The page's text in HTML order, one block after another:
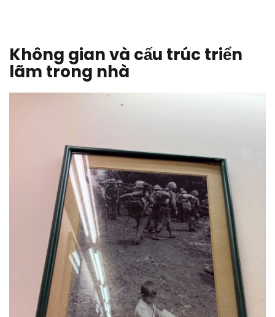
Không gian và cấu trúc triển
lãm trong nhà